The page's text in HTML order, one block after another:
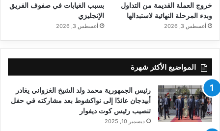
خروج العملة القديمة من التداول
وبدء المرحلة النهائية لاستبدالها
أغسطس 3, 2026
بسبب الغيابات في صفوف الفريق
الإنجليزي
أغسطس 3, 2026
المواضيع الأكثر شهرة
رئيس الجمهورية محمد ولد الشيخ الغزواني يغادر
أبيدجان عائدًا إلى نواكشوط بعد مشاركته في حفل
تنصيب رئيس كوت ديفوار
ديسمبر 10, 2025